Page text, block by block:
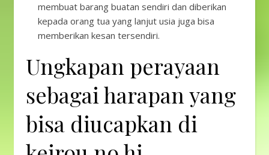
membuat barang buatan sendiri dan diberikan
kepada orang tua yang lanjut usia juga bisa
memberikan kesan tersendiri.
Ungkapan perayaan
sebagai harapan yang
bisa diucapkan di